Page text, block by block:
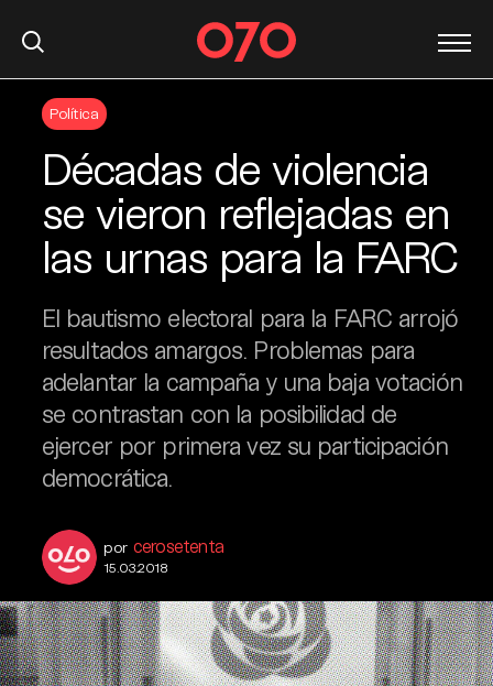
Política
Décadas de violencia
se vieron reflejadas en
las urnas para la FARC
El bautismo electoral para la FARC arrojó
resultados amargos. Problemas para
adelantar la campaña y una baja votación
se contrastan con la posibilidad de
ejercer por primera vez su participación
democrática.
por cerosetenta
15.03.2018